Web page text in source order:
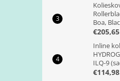
Boa,
€205,65
Inline
ILQ-9
€114,98